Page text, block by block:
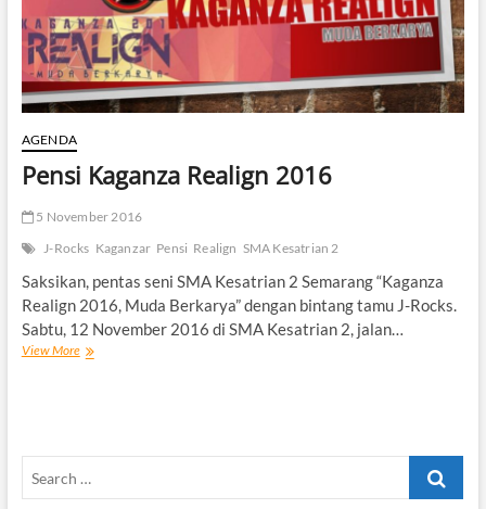
AGENDA
Pensi Kaganza Realign 2016
5 November 2016
J-Rocks Kaganzar Pensi Realign SMA Kesatrian 2
Saksikan, pentas seni SMA Kesatrian 2 Semarang “Kaganza
Realign 2016, Muda Berkarya” dengan bintang tamu J-Rocks.
Sabtu, 12 November 2016 di SMA Kesatrian 2, jalan…
View MorePensi
Search